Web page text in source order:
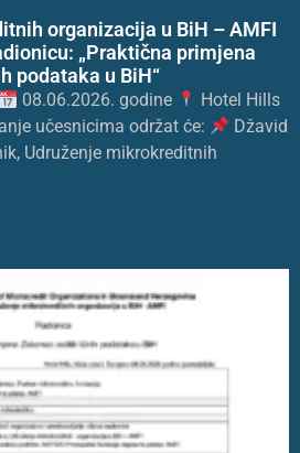
organizacija u BiH – AMFI
„Praktična primjena
podataka u BiH“
08.06.2026. godine
Hotel Hills
učesnicima održat će:
Džavid
Udruženje mikrokreditnih